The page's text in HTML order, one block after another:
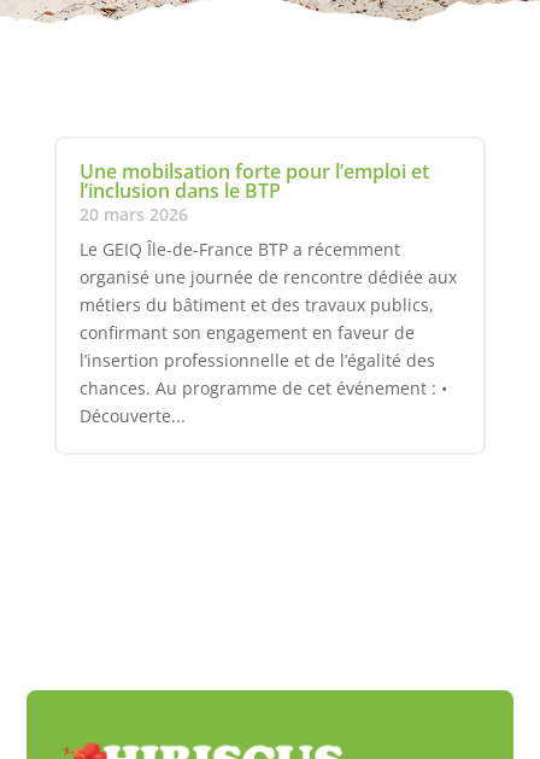
Une mobilsation forte pour l’emploi et
l’inclusion dans le BTP
20 mars 2026
Le GEIQ Île-de-France BTP a récemment
organisé une journée de rencontre dédiée aux
métiers du bâtiment et des travaux publics,
confirmant son engagement en faveur de
l’insertion professionnelle et de l’égalité des
chances. Au programme de cet événement : •
Découverte...